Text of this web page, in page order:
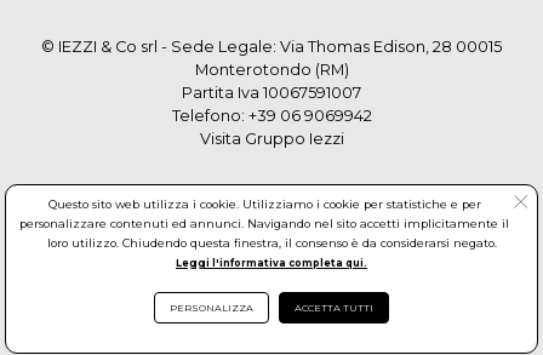
© IEZZI & Co srl - Sede Legale: Via Thomas Edison, 28 00015
Monterotondo (RM)
Partita Iva 10067591007
Telefono: +39 06 9069942
Visita Gruppo Iezzi
© Copyright by Gruppo Iezzi. All rights reserved. Powered by
Questo sito web utilizza i cookie. Utilizziamo i cookie per statistiche e per
personalizzare contenuti ed annunci. Navigando nel sito accetti implicitamente il
loro utilizzo. Chiudendo questa finestra, il consenso è da considerarsi negato.
Leggi l'informativa completa qui.
PERSONALIZZA ACCETTA TUTTI